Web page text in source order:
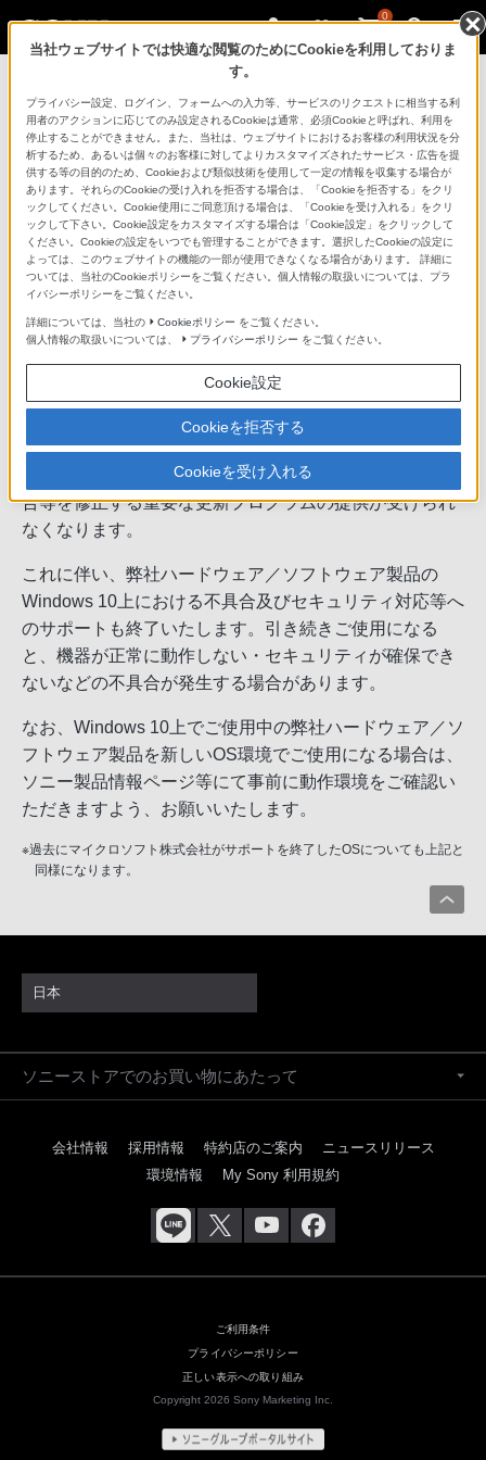
0
お知らせ
Windows 10のサポート終了に関す
るお知らせ
2025年7月16日
ソニー株式会社
平素は、ソニー製品をご愛用いただき、誠にありがとう
マイクロソフト株式会社より、2025年10月14日をもって
Windows 10のサポートを終了することが既に発表されて
おります。同社のサポート終了後は、Windows 10の不具
合等を修正する重要な更新プログラムの提供が受けられ
なくなります。
これに伴い、弊社ハードウェア／ソフトウェア製品の
Windows 10上における不具合及びセキュリティ対応等へ
のサポートも終了いたします。引き続きご使用になる
と、機器が正常に動作しない・セキュリティが確保でき
ないなどの不具合が発生する場合があります。
なお、Windows 10上でご使用中の弊社ハードウェア／ソ
フトウェア製品を新しいOS環境でご使用になる場合は、
ソニー製品情報ページ等にて事前に動作環境をご確認い
ただきますよう、お願いいたします。
※過去にマイクロソフト株式会社がサポートを終了したOSについても上記と
同様になります。
日本
ソニーストアでのお買い物にあたって
会社情報 採用情報 特約店のご案内
ニュースリリース
環境情報
My Sony 利用規約
ご利用条件
プライバシーポリシー
正しい表示への取り組み
Copyright 2026 Sony Marketing Inc.
当社ウェブサイトでは快適な閲覧のためにCookieを利用しておりま
す。
プライバシー設定、ログイン、フォームへの入力等、サービスのリクエストに相当する利
用者のアクションに応じてのみ設定されるCookieは通常、必須Cookieと呼ばれ、利用を
停止することができません。また、当社は、ウェブサイトにおけるお客様の利用状況を分
析するため、あるいは個々のお客様に対してよりカスタマイズされたサービス・広告を提
供する等の目的のため、Cookieおよび類似技術を使用して一定の情報を収集する場合が
あります。それらのCookieの受け入れを拒否する場合は、「Cookieを拒否する」をクリ
ックしてください。Cookie使用にご同意頂ける場合は、「Cookieを受け入れる」をクリ
ックして下さい。Cookie設定をカスタマイズする場合は「Cookie設定」をクリックして
ください。Cookieの設定をいつでも管理することができます。選択したCookieの設定に
よっては、このウェブサイトの機能の一部が使用できなくなる場合があります。 詳細に
ついては、当社のCookieポリシーをご覧ください。個人情報の取扱いについては、プラ
イバシーポリシーをご覧ください。
詳細については、当社の Cookieポリシー をご覧ください。
個人情報の取扱いについては、
プライバシーポリシー をご覧ください。
Cookie設定
Cookieを拒否する
Cookieを受け入れる